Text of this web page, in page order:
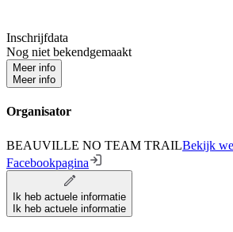
Inschrijfdata
Nog niet bekendgemaakt
Meer info
Meer info
Organisator
BEAUVILLE NO TEAM TRAILBekijk
Facebookpagina
Ik heb actuele informatie
Ik heb actuele informatie